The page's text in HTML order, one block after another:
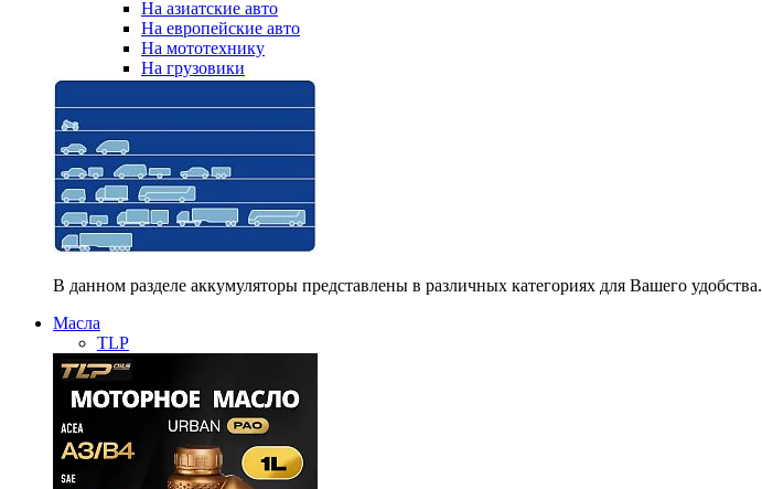
На азиатские авто
На европейские авто
На мототехнику
На грузовики
В данном разделе аккумуляторы представлены в различных категориях для Вашего удобства.
Масла
TLP